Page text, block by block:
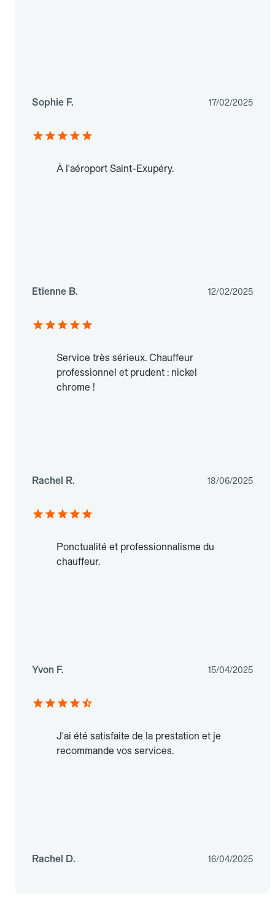
Sophie F. 17/02/2025
À l'aéroport Saint-Exupéry.
Etienne B. 12/02/2025
Service très sérieux. Chauffeur
professionnel et prudent : nickel
chrome !
Rachel R. 18/06/2025
Ponctualité et professionnalisme du
chauffeur.
Yvon F. 15/04/2025
J'ai été satisfaite de la prestation et je
recommande vos services.
Rachel D. 16/04/2025